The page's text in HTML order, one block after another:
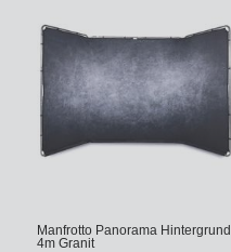
Manfrotto Panorama Hintergrund
4m Granit